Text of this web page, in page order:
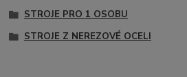
STROJE PRO 1 OSOBU
STROJE Z NEREZOVÉ OCELI